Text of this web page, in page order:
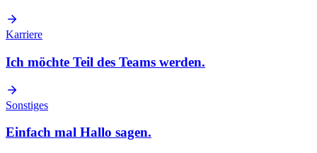
Karriere
Ich möchte Teil des Teams werden.
Sonstiges
Einfach mal Hallo sagen.